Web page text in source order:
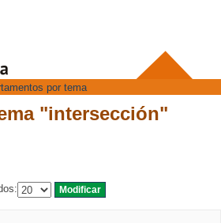
"intersección"
por tema
"intersección"